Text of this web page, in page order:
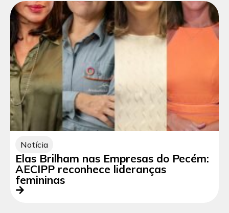
Notícia
Elas Brilham nas Empresas do Pecém:
AECIPP reconhece lideranças
femininas